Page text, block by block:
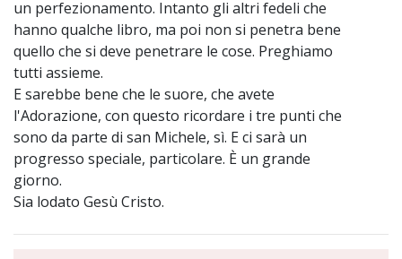
un perfezionamento. Intanto gli altri fedeli che
hanno qualche libro, ma poi non si penetra bene
quello che si deve penetrare le cose. Preghiamo
tutti assieme.
E sarebbe bene che le suore, che avete
l'Adorazione, con questo ricordare i tre punti che
sono da parte di san Michele, sì. E ci sarà un
progresso speciale, particolare. È un grande
giorno.
Sia lodato Gesù Cristo.